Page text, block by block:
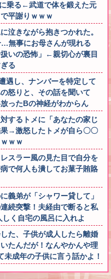
乗る←武道で体を鍛えた元
平謝りｗｗｗ
泣きながら抱きつかれた。
無事にお母さんが現れる
いの恐怖」←親切心が裏目
る
遇し、ナンバーを特定して
怒りと、その話を聞いて
ったBの神経がわからん
するトメに「あなたの家じ
→激怒したトメが自ら〇〇
ｗｗ
スラー風の見た目で自分を
で何人も潰してお菓子賄賂
義弟が「シャワー貸して」
続突撃！夫経由で断ると私
く自宅の風呂に入れよ
た、子供が成人したら離婚
たんだが！なんやかんや理
成年の子供に言う話かよ！